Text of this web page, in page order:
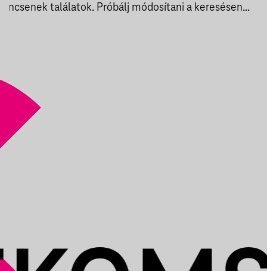
találatok. Próbálj módosítani a keresésen...